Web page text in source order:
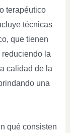
terapéutico
técnicas
que tienen
la
calidad de la
una
qué consisten